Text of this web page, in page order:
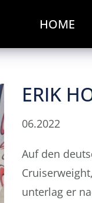
HOME
ERIK
06.2022
Auf den
unterlag er